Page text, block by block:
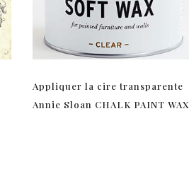
Appliquer la cire transparente
Annie Sloan CHALK PAINT WAX